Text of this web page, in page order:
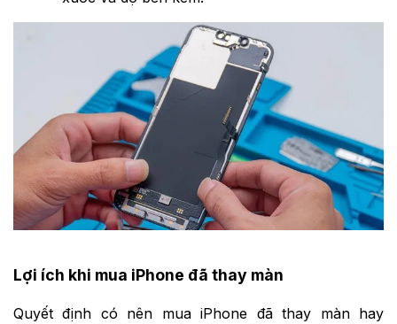
Lợi ích khi mua iPhone đã thay màn
Quyết định có nên mua iPhone đã thay màn hay